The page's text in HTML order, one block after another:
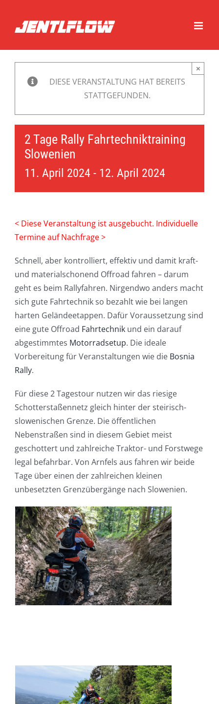
springen
DIESE VERANSTALTUNG HAT BEREITS
STATTGEFUNDEN.
×
2 Tage Rally Fahrtechniktraining
Slowenien
11. April 2024 - 12. April 2024
< Diese Veranstaltung ist ausgebucht. Individuelle
Termine auf Nachfrage >
Schnell, aber kontrolliert, effektiv und damit kraft-
und materialschonend Offroad fahren – darum
geht es beim Rallyfahren. Nirgendwo anders macht
sich gute Fahrtechnik so bezahlt wie bei langen
harten Geländeetappen. Dafür Voraussetzung sind
eine gute Offroad Fahrtechnik und ein darauf
abgestimmtes Motorradsetup. Die ideale
Vorbereitung für Veranstaltungen wie die Bosnia
Rally.
Für diese 2 Tagestour nutzen wir das riesige
Schotterstaßennetz gleich hinter der steirisch-
slowenischen Grenze. Die öffentlichen
Nebenstraßen sind in diesem Gebiet meist
geschottert und zahlreiche Traktor- und Forstwege
legal befahrbar. Von Arnfels aus fahren wir beide
Tage über einen der zahlreichen kleinen
unbesetzten Grenzübergänge nach Slowenien.